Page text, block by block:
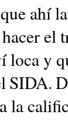
ahí
el
loca y
SIDA.
la